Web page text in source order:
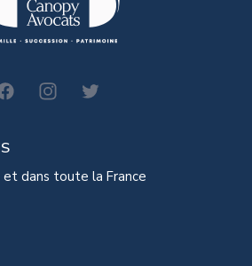
dans toute la France